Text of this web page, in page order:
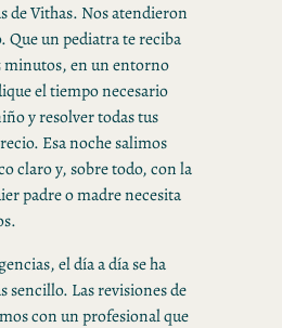
de Vithas. Nos atendieron
Que un pediatra te reciba
minutos, en un entorno
el tiempo necesario
y resolver todas tus
Esa noche salimos
claro y, sobre todo, con la
padre o madre necesita
el día a día se ha
sencillo. Las revisiones de
con un profesional que